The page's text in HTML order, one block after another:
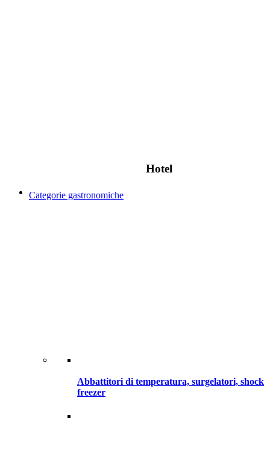
Hotel
Categorie gastronomiche
Abbattitori di temperatura, surgelatori, shock
freezer